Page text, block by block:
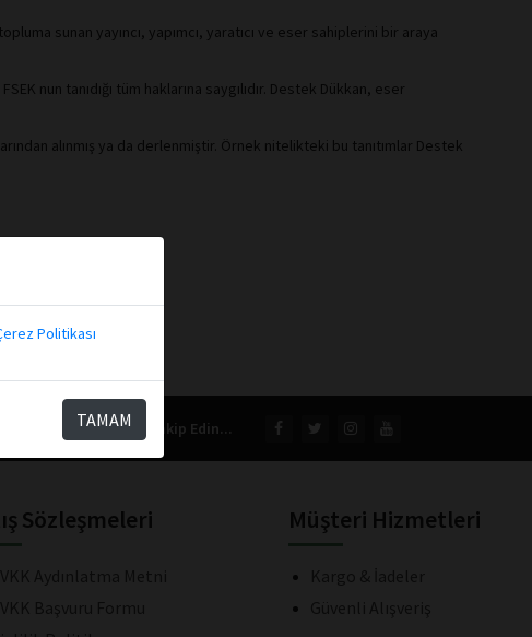
sunan yayıncı, yapımcı, yaratıcı ve eser sahiplerini bir araya
nun tanıdığı tüm haklarına saygılıdır. Destek Dükkan, eser
alınmış ya da derlenmiştir. Örnek nitelikteki bu tanıtımlar Destek
Bizi Takip Edin...
Sözleşmeleri Müşteri Hizmetleri
Politikası
TAMAM